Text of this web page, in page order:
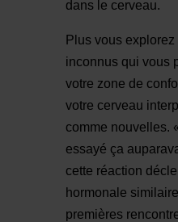
dans le cerveau.
Plus vous
inconnus qui vous
votre zone de
votre cerveau
comme nouvelles.
essayé ça
cette réaction
hormonale
premières